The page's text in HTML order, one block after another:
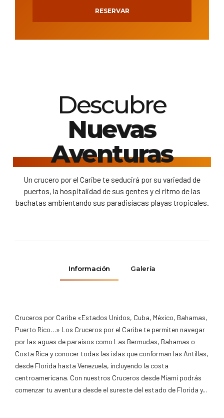
RESERVAR
Descubre
Nuevas
Aventuras
Un crucero por el Caribe te seducirá por su variedad de
puertos, la hospitalidad de sus gentes y el ritmo de las
bachatas ambientando sus paradisíacas playas tropicales.
Información Galería
Cruceros por Caribe «Estados Unidos, Cuba, México, Bahamas,
Puerto Rico…» Los Cruceros por el Caribe te permiten navegar
por las aguas de paraísos como Las Bermudas, Bahamas o
Costa Rica y conocer todas las islas que conforman las Antillas,
desde Florida hasta Venezuela, incluyendo la costa
centroamericana. Con nuestros Cruceros desde Miami podrás
comenzar tu aventura desde el sureste del estado de Florida y...